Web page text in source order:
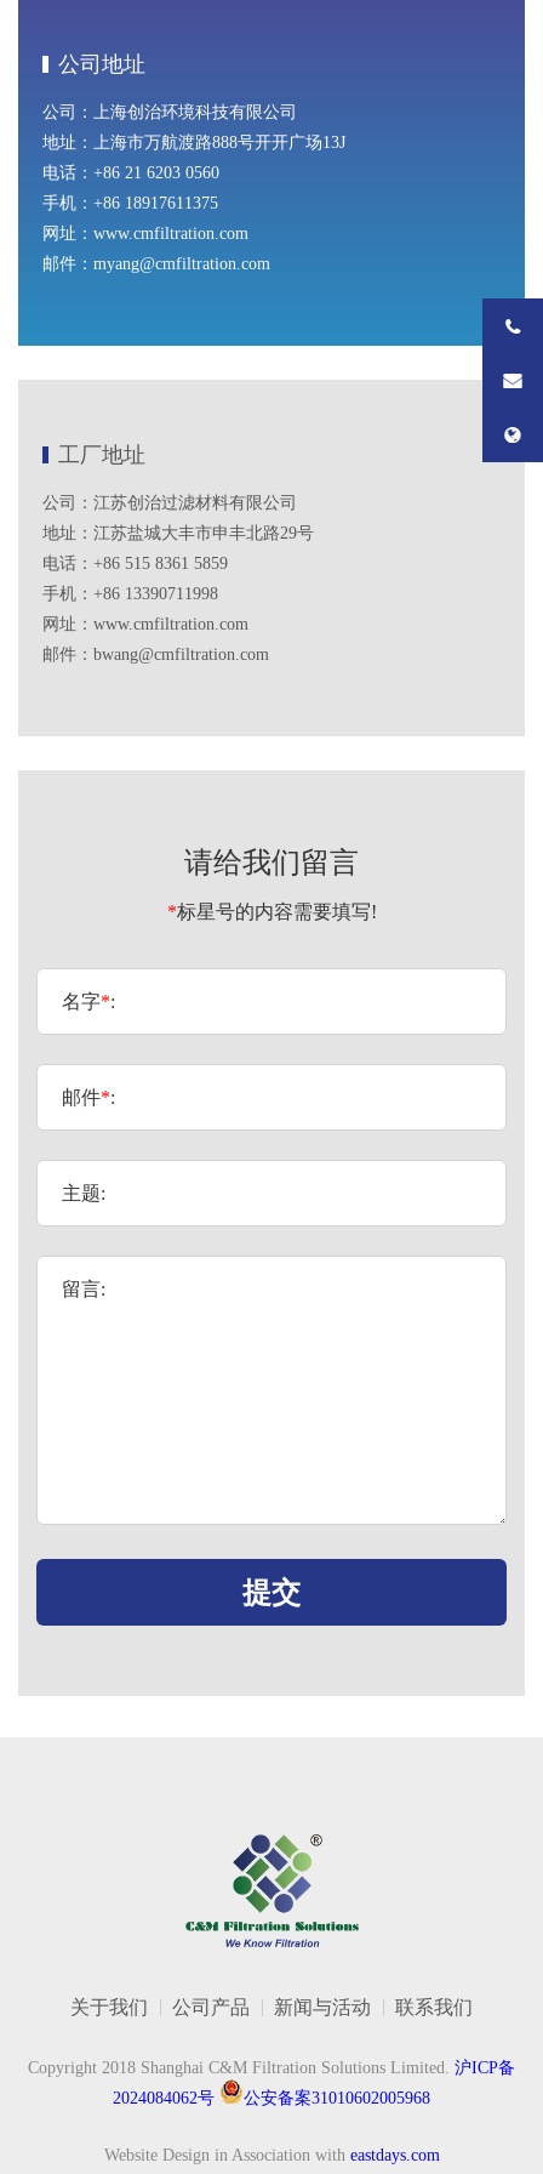
公司地址
公司：上海创治环境科技有限公司
地址：上海市万航渡路888号开开广场13J
电话：+86 21 6203 0560
手机：+86 18917611375
网址 ： www.cmfiltration.com
邮件：myang@cmfiltration.com
工厂地址
公司：江苏创治过滤材料有限公司
地址：江苏盐城大丰市申丰北路29号
电话：+86 515 8361 5859
手机：+86 13390711998
网址 ： www.cmfiltration.com
邮件：bwang@cmfiltration.com
请给我们留言
*标星号的内容需要填写!
名字*:
邮件*:
主题:
留言:
关于我们 公司产品 新闻与活动 联系我们
Copyright 2018 Shanghai C&M Filtration Solutions Limited. 沪ICP备
2024084062号
公安备案31010602005968
Website Design in Association with eastdays.com